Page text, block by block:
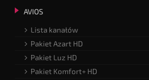
AVIOS
Lista kanałów
Pakiet Azart HD
Pakiet Luz HD
Pakiet Komfort+ HD